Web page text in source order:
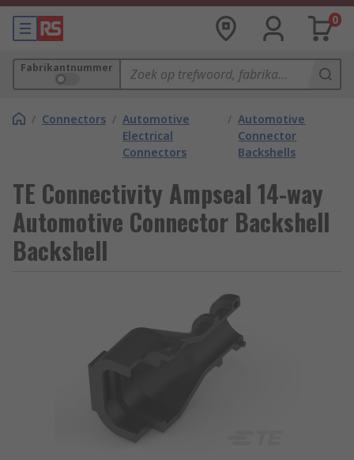
0
Fabrikantnummer
/ Connectors / Automotive
Electrical
Connectors
/ Automotive
Connector
Backshells
TE Connectivity Ampseal 14-way
Automotive Connector Backshell
Backshell